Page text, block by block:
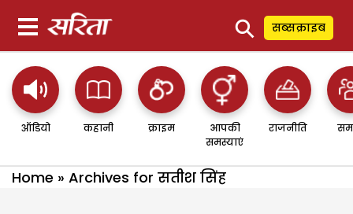
⚲ सब्सक्राइब
ऑडियो कहानी क्राइम
आपकी
समस्याएं
राजनीति
Home » Archives for सतीश सिंह